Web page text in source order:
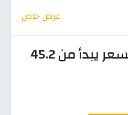
عرض خاص
عروض سلفردج 2026 | عطور بسعر يبدأ من 45.2